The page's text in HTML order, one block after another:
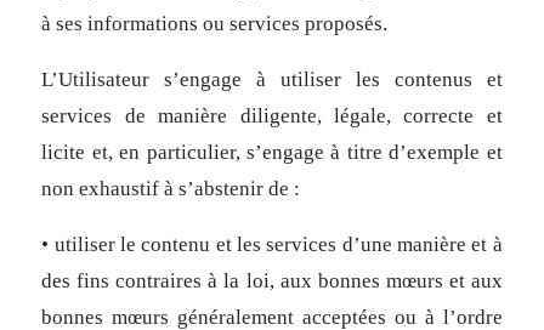
à ses informations ou services proposés.
L’Utilisateur s’engage à utiliser les contenus et
services de manière diligente, légale, correcte et
licite et, en particulier, s’engage à titre d’exemple et
non exhaustif à s’abstenir de :
• utiliser le contenu et les services d’une manière et à
des fins contraires à la loi, aux bonnes mœurs et aux
bonnes mœurs généralement acceptées ou à l’ordre